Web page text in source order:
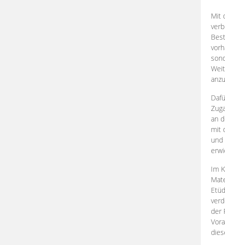
Mit
an
mit
und
Im
der